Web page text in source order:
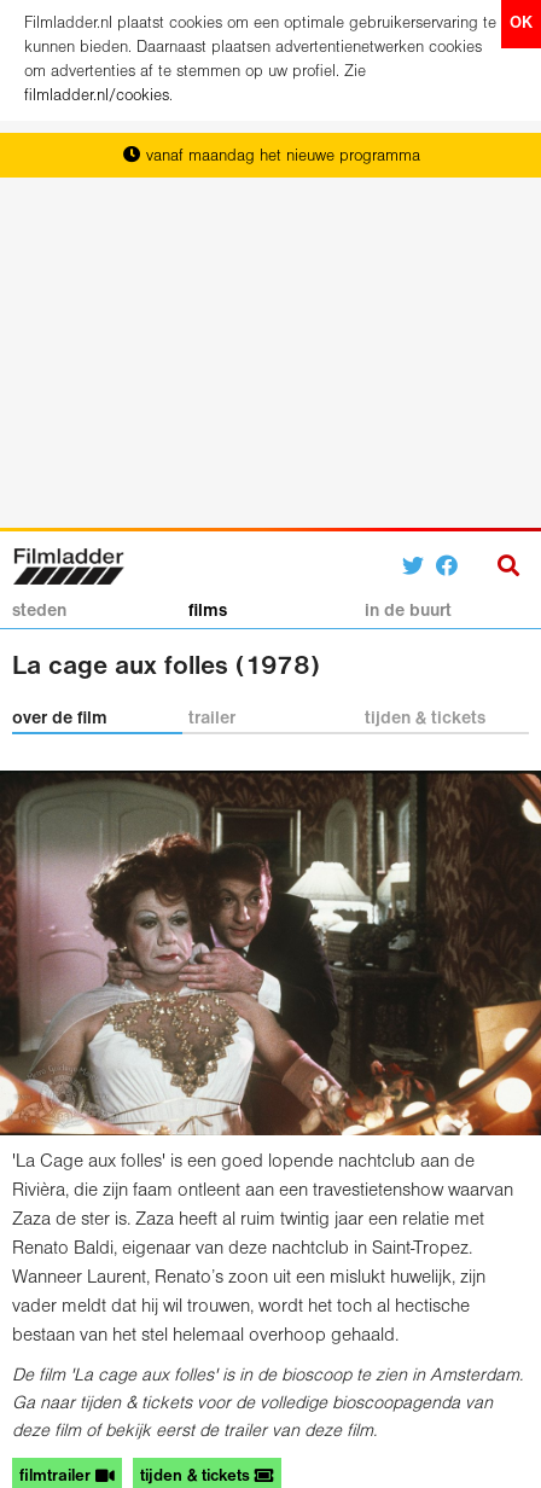
OK
Filmladder.nl plaatst cookies om een optimale gebruikerservaring te
kunnen bieden. Daarnaast plaatsen advertentienetwerken cookies
om advertenties af te stemmen op uw profiel. Zie
filmladder.nl/cookies.
vanaf maandag het nieuwe programma
het complete overzicht van Nederland
koop direct je kaartjes
steden films in de buurt
La cage aux folles (1978)
over de film trailer tijden & tickets
'La Cage aux folles' is een goed lopende nachtclub aan de
Rivièra, die zijn faam ontleent aan een travestietenshow waarvan
Zaza de ster is. Zaza heeft al ruim twintig jaar een relatie met
Renato Baldi, eigenaar van deze nachtclub in Saint-Tropez.
Wanneer Laurent, Renato’s zoon uit een mislukt huwelijk, zijn
vader meldt dat hij wil trouwen, wordt het toch al hectische
bestaan van het stel helemaal overhoop gehaald.
De film 'La cage aux folles' is in de bioscoop te zien in Amsterdam.
Ga naar tijden & tickets voor de volledige bioscoopagenda van
deze film of bekijk eerst de trailer van deze film.
filmtrailer tijden & tickets